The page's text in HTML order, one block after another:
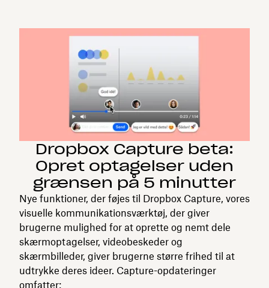
Dropbox Capture beta:
Opret optagelser uden
grænsen på 5 minutter
Nye funktioner, der føjes til Dropbox Capture, vores
visuelle kommunikationsværktøj, der giver
brugerne mulighed for at oprette og nemt dele
skærmoptagelser, videobeskeder og
skærmbilleder, giver brugerne større frihed til at
udtrykke deres ideer. Capture-opdateringer
omfatter: